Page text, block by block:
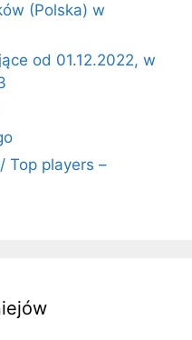
(Polska) w
od 01.12.2022, w
Top players –